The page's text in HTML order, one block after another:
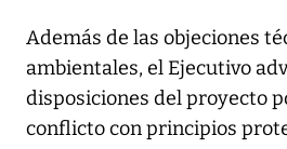
Además de las objeciones
ambientales, el Ejecutivo
disposiciones del proyecto
conflicto con principios